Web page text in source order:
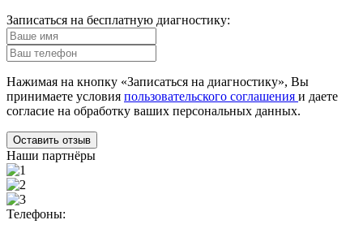
Записаться на бесплатную диагностику:
Нажимая на кнопку «Записаться на диагностику», Вы
принимаете условия пользовательского соглашения и даете
согласие на обработку ваших персональных данных.
Оставить отзыв
Наши партнёры
Телефоны: